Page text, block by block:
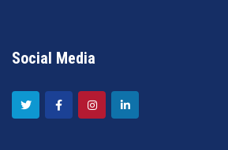
Social Media